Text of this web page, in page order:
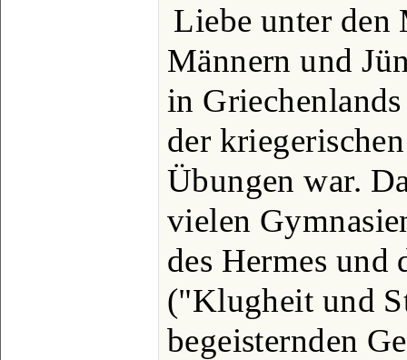
Liebe unter den
Männern und
in
der
Übungen war.
vielen
des Hermes und
("Klugheit und
begeisternden